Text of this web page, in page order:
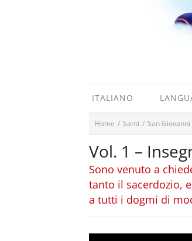
ITALIANO
Home / Santi / San
Vol. 1 –
Sono venuto a
tanto il sacerdozio,
a tutti i dogmi di